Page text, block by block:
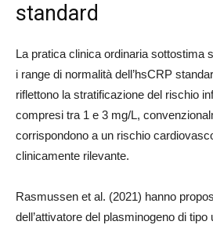
standard
La pratica clinica ordinaria sottostima
i range di normalità dell’hsCRP
riflettono la stratificazione del rischio
compresi tra 1 e 3 mg/L,
corrispondono a un rischio
clinicamente rilevante.
Rasmussen et al. (2021) hanno
dell’attivatore del plasminogeno di